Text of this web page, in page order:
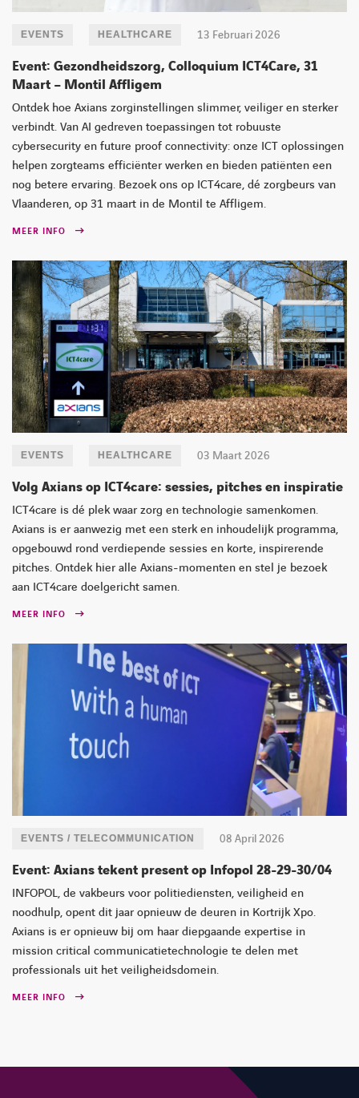
13 Februari 2026
EVENTS HEALTHCARE
Event: Gezondheidszorg, Colloquium ICT4Care, 31
Maart – Montil Affligem
Ontdek hoe Axians zorginstellingen slimmer, veiliger en sterker
verbindt. Van AI gedreven toepassingen tot robuuste
cybersecurity en future proof connectivity: onze ICT oplossingen
helpen zorgteams efficiënter werken en bieden patiënten een
nog betere ervaring. Bezoek ons op ICT4care, dé zorgbeurs van
Vlaanderen, op 31 maart in de Montil te Affligem.
MEER INFO
03 Maart 2026
EVENTS HEALTHCARE
Volg Axians op ICT4care: sessies, pitches en inspiratie
ICT4care is dé plek waar zorg en technologie samenkomen.
Axians is er aanwezig met een sterk en inhoudelijk programma,
opgebouwd rond verdiepende sessies en korte, inspirerende
pitches. Ontdek hier alle Axians-momenten en stel je bezoek
aan ICT4care doelgericht samen.
MEER INFO
08 April 2026
EVENTS / TELECOMMUNICATION
Event: Axians tekent present op Infopol 28-29-30/04
INFOPOL, de vakbeurs voor politiediensten, veiligheid en
noodhulp, opent dit jaar opnieuw de deuren in Kortrijk Xpo.
Axians is er opnieuw bij om haar diepgaande expertise in
mission critical communicatietechnologie te delen met
professionals uit het veiligheidsdomein.
MEER INFO